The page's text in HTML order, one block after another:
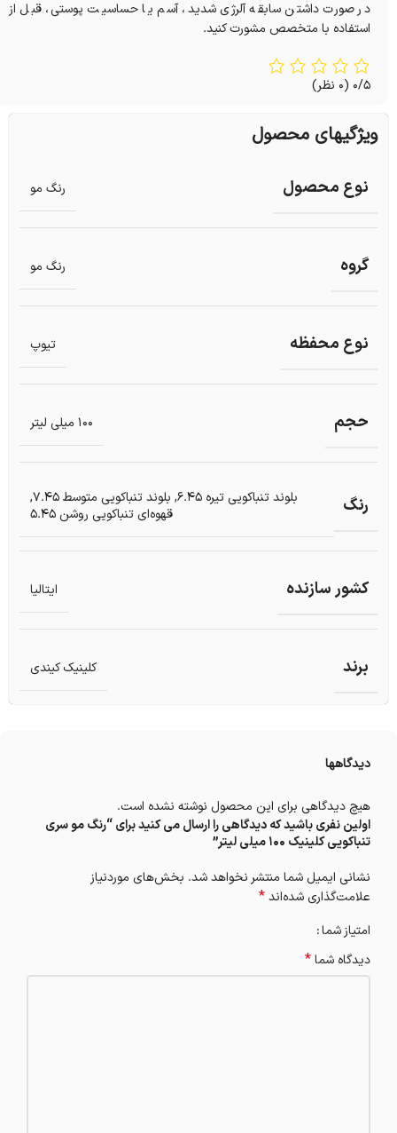
در صورت داشتن سابقه آلرژی شدید، آسم یا حساسیت پوستی، قبل از
استفاده با متخصص مشورت کنید.
0/5 (0 نظر)
ویژگیهای محصول
نوع محصول رنگ مو
گروه رنگ مو
نوع محفظه تیوپ
حجم 100 میلی لیتر
رنگ بلوند تنباکویی تیره 6.45 , بلوند تنباکویی متوسط 7.45
,
قهوه‌ای تنباکویی روشن 5.45
کشور سازنده ایتالیا
برند کلینیک کیندی
دیدگاهها
هیچ دیدگاهی برای این محصول نوشته نشده است.
اولین نفری باشید که دیدگاهی را ارسال می کنید برای “رنگ مو سری
تنباکویی کلینیک 100 میلی لیتر”
نشانی ایمیل شما منتشر نخواهد شد. بخش‌های موردنیاز
علامت‌گذاری شده‌اند*
امتیاز شما
دیدگاه شما*